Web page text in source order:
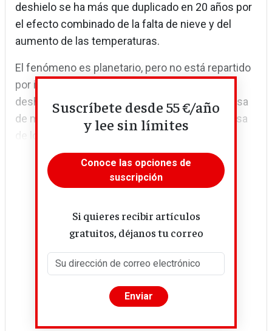
deshielo se ha más que duplicado en 20 años por
el efecto combinado de la falta de nieve y del
aumento de las temperaturas.
El fenómeno es planetario, pero no está repartido
por igual. Los glaciares alpinos y pirenaicos se
deshielan más deprisa, con una pérdida de masa
de más del 40% desde 2000. La pérdida de masa
de los glaciares más próximos a los polos...
Suscríbete desde 55 €/año
y lee sin límites
Conoce las opciones de
suscripción
Si quieres recibir artículos
gratuitos, déjanos tu correo